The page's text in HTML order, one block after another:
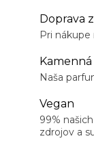
Doprava
Pri
Naša
Vegan
99%
zdrojov a